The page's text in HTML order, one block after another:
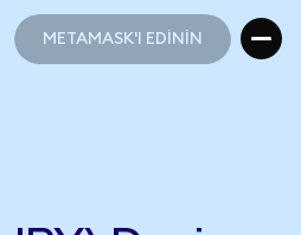
METAMASK'I EDİNİN